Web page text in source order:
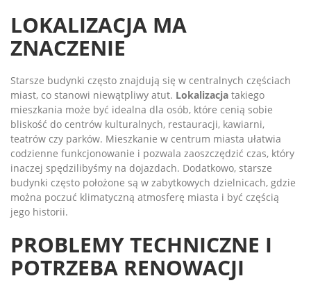
LOKALIZACJA MA
ZNACZENIE
Starsze budynki często znajdują się w centralnych częściach
miast, co stanowi niewątpliwy atut. Lokalizacja takiego
mieszkania może być idealna dla osób, które cenią sobie
bliskość do centrów kulturalnych, restauracji, kawiarni,
teatrów czy parków. Mieszkanie w centrum miasta ułatwia
codzienne funkcjonowanie i pozwala zaoszczędzić czas, który
inaczej spędzilibyśmy na dojazdach. Dodatkowo, starsze
budynki często położone są w zabytkowych dzielnicach, gdzie
można poczuć klimatyczną atmosferę miasta i być częścią
jego historii.
PROBLEMY TECHNICZNE I
POTRZEBA RENOWACJI